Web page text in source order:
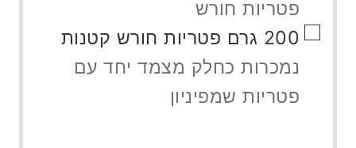
פטריות חורש
▢
200 גרם פטריות חורש קטנות
נמכרות כחלק מצמד יחד עם
פטריות שמפיניון